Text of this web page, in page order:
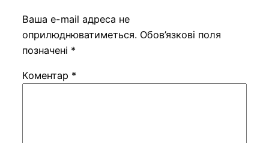
Ваша e-mail адреса не
оприлюднюватиметься. Обов’язкові поля
позначені *
Коментар *